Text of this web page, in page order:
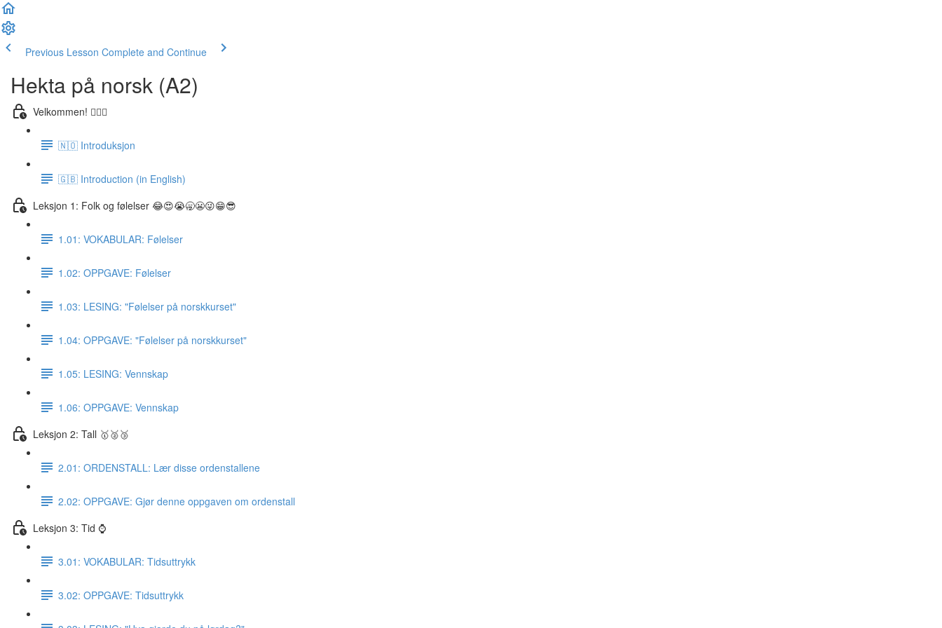
Previous Lesson Complete and Continue
Hekta på norsk (A2)
Velkommen! 🙋🏼‍♂️
🇳🇴 Introduksjon
🇬🇧 Introduction (in English)
Leksjon 1: Folk og følelser 😂😍😭🥱😬😜😁😎
1.01: VOKABULAR: Følelser
1.02: OPPGAVE: Følelser
1.03: LESING: "Følelser på norskkurset"
1.04: OPPGAVE: "Følelser på norskkurset"
1.05: LESING: Vennskap
1.06: OPPGAVE: Vennskap
Leksjon 2: Tall 🥇🥈🥉
2.01: ORDENSTALL: Lær disse ordenstallene
2.02: OPPGAVE: Gjør denne oppgaven om ordenstall
Leksjon 3: Tid ⌚️
3.01: VOKABULAR: Tidsuttrykk
3.02: OPPGAVE: Tidsuttrykk